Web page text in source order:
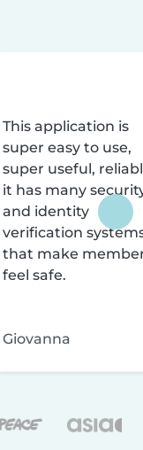
This application is
super easy to use,
super useful,
it has many
and identity
verification
that make
feel safe.
Giovanna